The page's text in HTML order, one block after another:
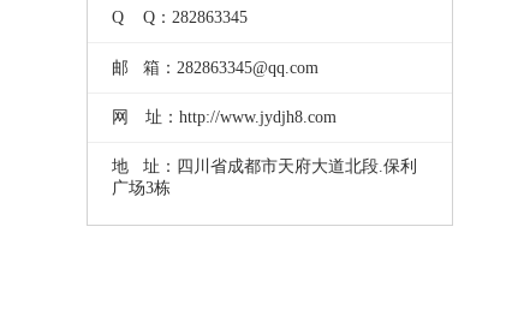
Q Q：282863345
邮 箱：282863345@qq.com
网 址：http://www.jydjh8.com
地 址：四川省成都市天府大道北段.保利
广场3栋